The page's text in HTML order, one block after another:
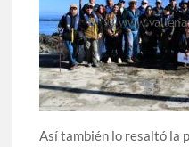
Así también lo resaltó la